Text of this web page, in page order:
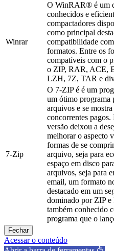
Winrar
O WinRAR® é um
conhecidos e
compactadores
como principal
compatibilidade
formatos. Entre os
compatíveis com o
o ZIP, RAR, ACE,
LZH, 7Z, TAR e
7-Zip
O 7-ZIP é é um
um ótimo programa
arquivos e se
concorrentes pagos.
versão deixou a
melhorar o aspecto
formas de se
arquivo, seja para
espaço em disco
arquivos, seja para
email, um formato
destacado em um
dominado por ZIP
também conhecido
programa que o
Fechar
Acessar o conteúdo